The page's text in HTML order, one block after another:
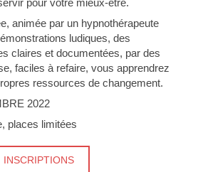
pour votre mieux-être.
animée par un hypnothérapeute
ludiques, des
claires et documentées, par des
faciles à refaire, vous apprendrez
ressources de changement.
2022
places limitées
INSCRIPTIONS